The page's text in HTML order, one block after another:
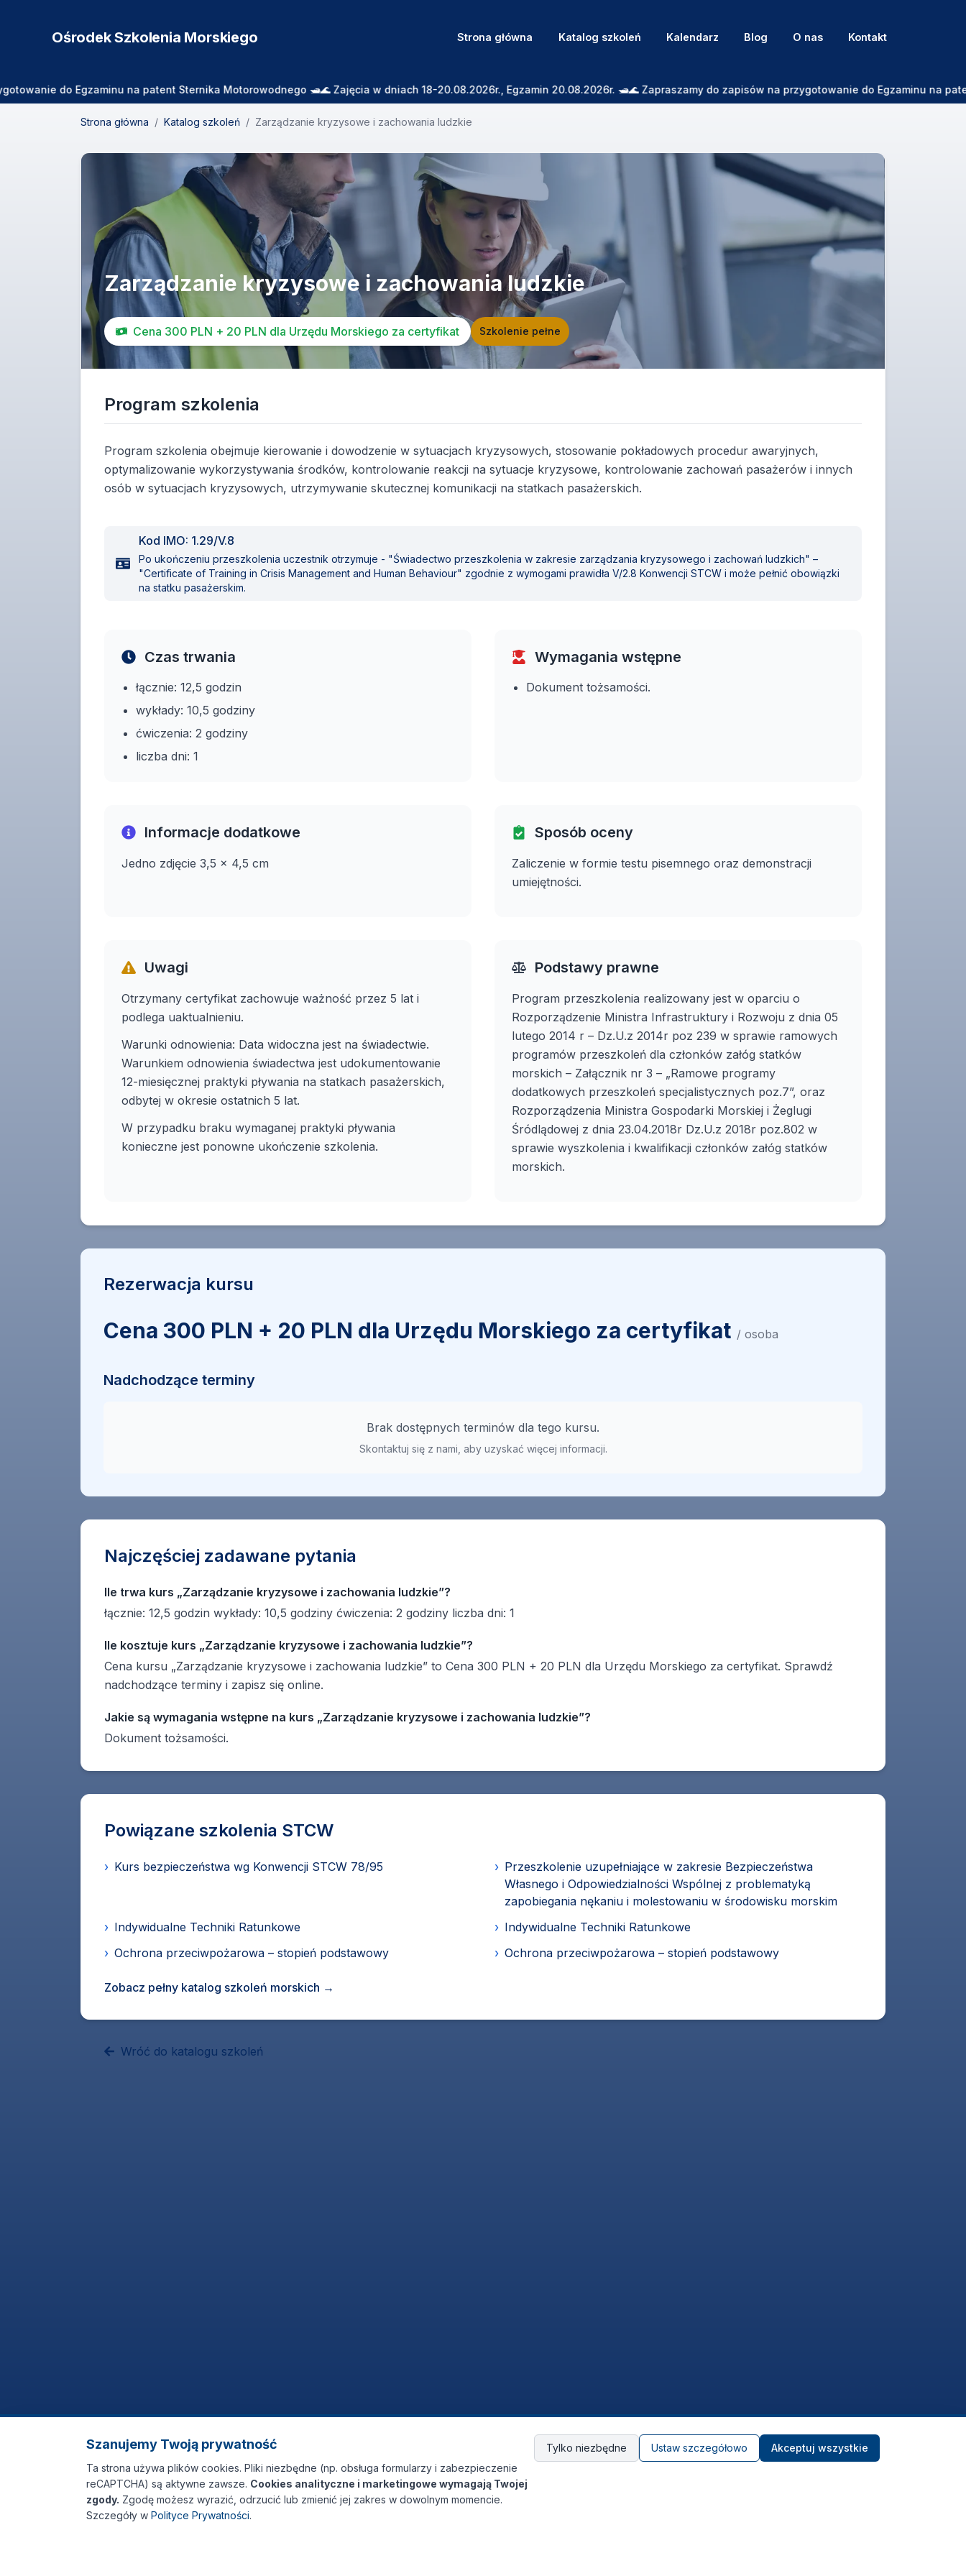
Ośrodek Szkolenia Morskiego Strona główna Katalog szkoleń Kalendarz Blog O nas Kontakt
do Egzaminu na patent Sternika Motorowodnego 🛥️🌊 Zajęcia w dniach 18-20.08.2026r., Egzamin 20.08.2026r. 🛥️🌊 Zapraszamy do zapisów na przygotowanie do Egzaminu na
Strona główna / Katalog szkoleń / Zarządzanie kryzysowe i zachowania ludzkie
Zarządzanie kryzysowe i zachowania ludzkie
Cena 300 PLN + 20 PLN dla Urzędu Morskiego za certyfikat Szkolenie pełne
Program szkolenia
Program szkolenia obejmuje kierowanie i dowodzenie w sytuacjach kryzysowych, stosowanie pokładowych procedur awaryjnych,
optymalizowanie wykorzystywania środków, kontrolowanie reakcji na sytuacje kryzysowe, kontrolowanie zachowań pasażerów i innych
osób w sytuacjach kryzysowych, utrzymywanie skutecznej komunikacji na statkach pasażerskich.
Kod IMO: 1.29/V.8
Po ukończeniu przeszkolenia uczestnik otrzymuje - "Świadectwo przeszkolenia w zakresie zarządzania kryzysowego i zachowań ludzkich" –
"Certificate of Training in Crisis Management and Human Behaviour" zgodnie z wymogami prawidła V/2.8 Konwencji STCW i może pełnić obowiązki
na statku pasażerskim.
Czas trwania
łącznie: 12,5 godzin
wykłady: 10,5 godziny
ćwiczenia: 2 godziny
liczba dni: 1
Wymagania wstępne
Dokument tożsamości.
Informacje dodatkowe
Jedno zdjęcie 3,5 x 4,5 cm
Sposób oceny
Zaliczenie w formie testu pisemnego oraz demonstracji
umiejętności.
Uwagi
Otrzymany certyfikat zachowuje ważność przez 5 lat i
podlega uaktualnieniu.
Warunki odnowienia: Data widoczna jest na świadectwie.
Warunkiem odnowienia świadectwa jest udokumentowanie
12-miesięcznej praktyki pływania na statkach pasażerskich,
odbytej w okresie ostatnich 5 lat.
W przypadku braku wymaganej praktyki pływania
konieczne jest ponowne ukończenie szkolenia.
Podstawy prawne
Program przeszkolenia realizowany jest w oparciu o
Rozporządzenie Ministra Infrastruktury i Rozwoju z dnia 05
lutego 2014 r – Dz.U.z 2014r poz 239 w sprawie ramowych
programów przeszkoleń dla członków załóg statków
morskich – Załącznik nr 3 – „Ramowe programy
dodatkowych przeszkoleń specjalistycznych poz.7”, oraz
Rozporządzenia Ministra Gospodarki Morskiej i Żeglugi
Śródlądowej z dnia 23.04.2018r Dz.U.z 2018r poz.802 w
sprawie wyszkolenia i kwalifikacji członków załóg statków
morskich.
Rezerwacja kursu
Cena 300 PLN + 20 PLN dla Urzędu Morskiego za certyfikat / osoba
Nadchodzące terminy
Brak dostępnych terminów dla tego kursu.
Skontaktuj się z nami, aby uzyskać więcej informacji.
Najczęściej zadawane pytania
Ile trwa kurs „Zarządzanie kryzysowe i zachowania ludzkie”?
łącznie: 12,5 godzin wykłady: 10,5 godziny ćwiczenia: 2 godziny liczba dni: 1
Ile kosztuje kurs „Zarządzanie kryzysowe i zachowania ludzkie”?
Cena kursu „Zarządzanie kryzysowe i zachowania ludzkie” to Cena 300 PLN + 20 PLN dla Urzędu Morskiego za certyfikat. Sprawdź
nadchodzące terminy i zapisz się online.
Jakie są wymagania wstępne na kurs „Zarządzanie kryzysowe i zachowania ludzkie”?
Dokument tożsamości.
Powiązane szkolenia STCW
› Kurs bezpieczeństwa wg Konwencji STCW 78/95 › Przeszkolenie uzupełniające w zakresie Bezpieczeństwa
Własnego i Odpowiedzialności Wspólnej z problematyką
zapobiegania nękaniu i molestowaniu w środowisku morskim
› Indywidualne Techniki Ratunkowe › Indywidualne Techniki Ratunkowe
› Ochrona przeciwpożarowa – stopień podstawowy › Ochrona przeciwpożarowa – stopień podstawowy
Zobacz pełny katalog szkoleń morskich →
Wróć do katalogu szkoleń
Szanujemy Twoją prywatność
Ta strona używa plików cookies. Pliki niezbędne (np. obsługa formularzy i zabezpieczenie
reCAPTCHA) są aktywne zawsze. Cookies analityczne i marketingowe wymagają Twojej
zgody. Zgodę możesz wyrazić, odrzucić lub zmienić jej zakres w dowolnym momencie.
Szczegóły w Polityce Prywatności.
Tylko niezbędne Ustaw szczegółowo Akceptuj wszystkie